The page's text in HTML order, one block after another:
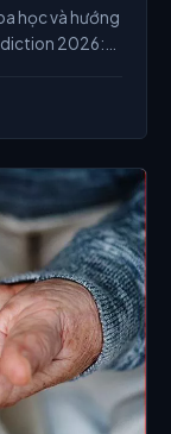
học và hướng
2026: